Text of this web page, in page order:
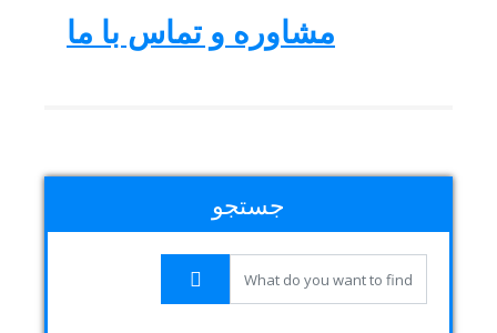
مشاوره و تماس با ما
جستجو